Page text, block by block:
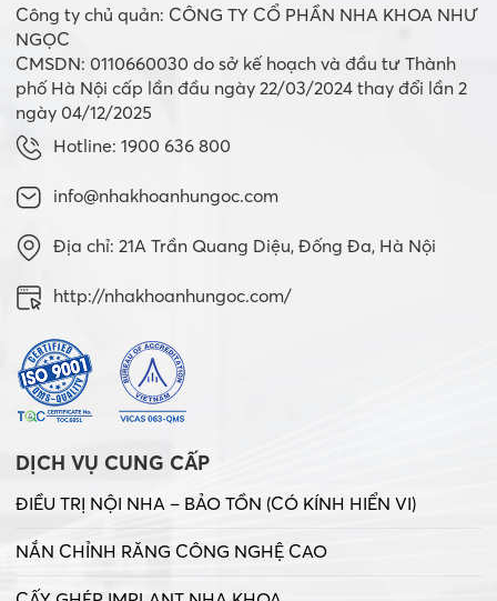
Công ty chủ quản: CÔNG TY CỔ PHẦN NHA KHOA NHƯ
NGỌC
CMSDN: 0110660030 do sở kế hoạch và đầu tư Thành
phố Hà Nội cấp lần đầu ngày 22/03/2024 thay đổi lần 2
ngày 04/12/2025
Hotline: 1900 636 800
info@nhakhoanhungoc.com
Địa chỉ: 21A Trần Quang Diệu, Đống Đa, Hà Nội
http://nhakhoanhungoc.com/
DỊCH VỤ CUNG CẤP
ĐIỀU TRỊ NỘI NHA – BẢO TỒN (CÓ KÍNH HIỂN VI)
NẮN CHỈNH RĂNG CÔNG NGHỆ CAO